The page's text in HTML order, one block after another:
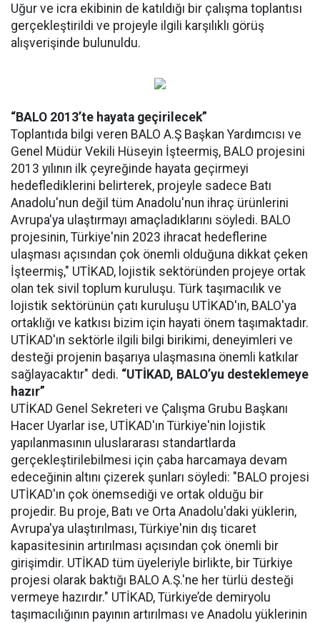
Uğur ve icra ekibinin de katıldığı bir çalışma toplantısı
gerçekleştirildi ve projeyle ilgili karşılıklı görüş
alışverişinde bulunuldu.
“BALO 2013’te hayata geçirilecek”
Toplantıda bilgi veren BALO A.Ş Başkan Yardımcısı ve
Genel Müdür Vekili Hüseyin İşteermiş, BALO projesini
2013 yılının ilk çeyreğinde hayata geçirmeyi
hedeflediklerini belirterek, projeyle sadece Batı
Anadolu'nun değil tüm Anadolu'nun ihraç ürünlerini
Avrupa'ya ulaştırmayı amaçladıklarını söyledi. BALO
projesinin, Türkiye'nin 2023 ihracat hedeflerine
ulaşması açısından çok önemli olduğuna dikkat çeken
İşteermiş," UTİKAD, lojistik sektöründen projeye ortak
olan tek sivil toplum kuruluşu. Türk taşımacılık ve
lojistik sektörünün çatı kuruluşu UTİKAD'ın, BALO'ya
ortaklığı ve katkısı bizim için hayati önem taşımaktadır.
UTİKAD'ın sektörle ilgili bilgi birikimi, deneyimleri ve
desteği projenin başarıya ulaşmasına önemli katkılar
sağlayacaktır" dedi. “UTİKAD, BALO’yu desteklemeye
hazır”
UTİKAD Genel Sekreteri ve Çalışma Grubu Başkanı
Hacer Uyarlar ise, UTİKAD'ın Türkiye'nin lojistik
yapılanmasının uluslararası standartlarda
gerçekleştirilebilmesi için çaba harcamaya devam
edeceğinin altını çizerek şunları söyledi: "BALO projesi
UTİKAD'ın çok önemsediği ve ortak olduğu bir
projedir. Bu proje, Batı ve Orta Anadolu'daki yüklerin,
Avrupa'ya ulaştırılması, Türkiye'nin dış ticaret
kapasitesinin artırılması açısından çok önemli bir
girişimdir. UTİKAD tüm üyeleriyle birlikte, bir Türkiye
projesi olarak baktığı BALO A.Ş.'ne her türlü desteği
vermeye hazırdır." UTİKAD, Türkiye’de demiryolu
taşımacılığının payının artırılması ve Anadolu yüklerinin